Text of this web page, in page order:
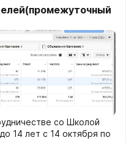
со Школой
октября по